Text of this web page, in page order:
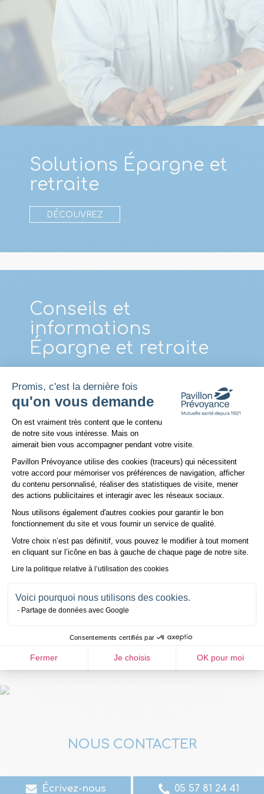
Promis, c'est la dernière fois
qu'on vous demande
Plateforme de Gestion du
On est vraiment très content que le contenu
de notre site vous intéresse. Mais on
aimerait bien vous accompagner pendant votre visite.
Pavillon Prévoyance utilise des cookies (traceurs) qui nécessitent
votre accord pour mémoriser vos préférences de navigation, afficher
du contenu personnalisé, réaliser des statistiques de visite, mener
des actions publicitaires et interagir avec les réseaux sociaux.
Nous utilisons également d'autres cookies pour garantir le bon
fonctionnement du site et vous fournir un service de qualité.
Votre choix n’est pas définitif, vous pouvez le modifier à tout moment
en cliquant sur l’icône en bas à gauche de chaque page de notre site.
Lire la politique relative à l’utilisation des cookies
Voici pourquoi nous utilisons des cookies.
Partage de données avec Google
Consentements certifiés par
Fermer Je choisis OK pour moi
Axeptio consent
Solutions Épargne et
retraite
DÉCOUVREZ
Conseils et
informations
Épargne et retraite
Raw
NOUS CONTACTER
Contact
Écrivez-nous 05 57 81 24 41